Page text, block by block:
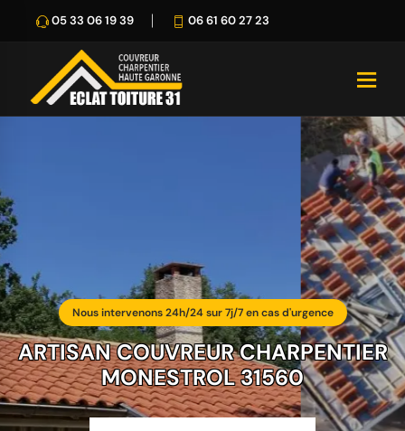
05 33 06 19 39 06 61 60 27 23
Nous intervenons 24h/24 sur 7j/7 en cas d'urgence
ARTISAN COUVREUR CHARPENTIER
MONESTROL 31560